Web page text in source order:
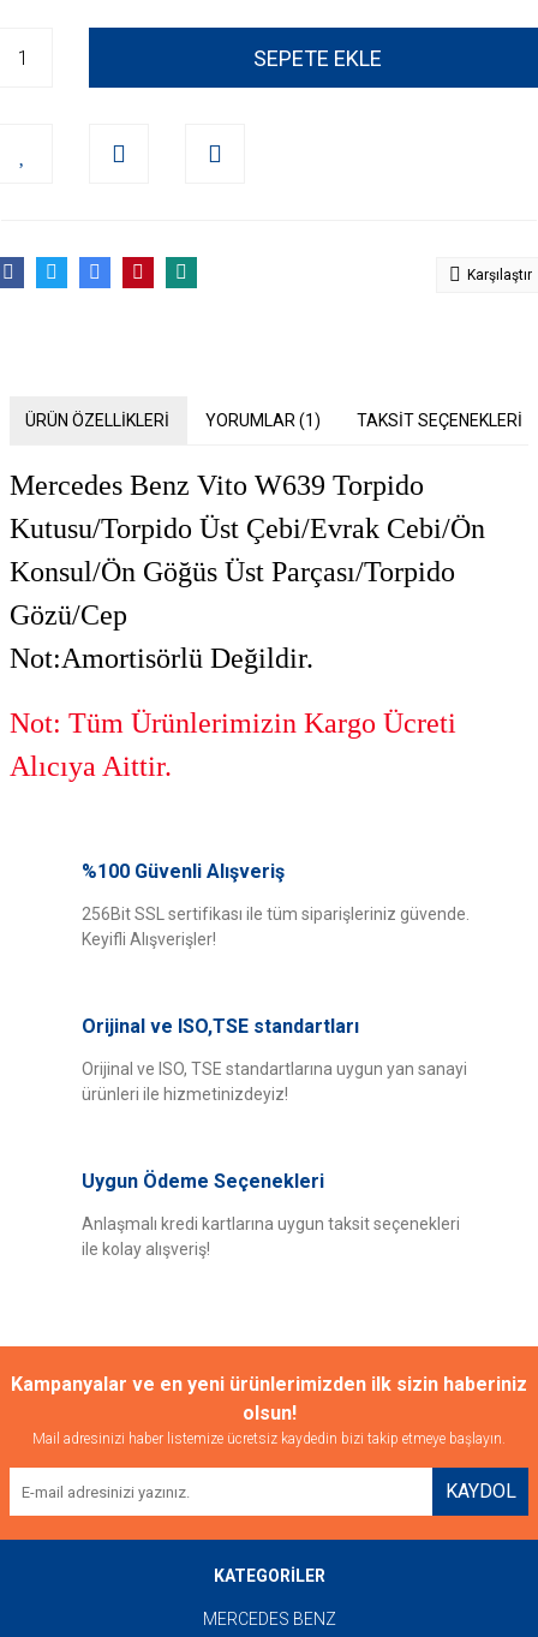
SEPETE EKLE
Karşılaştır
ÜRÜN ÖZELLİKLERİ YORUMLAR (1) TAKSİT SEÇENEKLERİ
Mercedes Benz Vito W639 Torpido
Kutusu/Torpido Üst Çebi/Evrak Cebi/Ön
Konsul/Ön Göğüs Üst Parçası/Torpido
Gözü/Cep
Not:Amortisörlü Değildir.
Not: Tüm Ürünlerimizin Kargo Ücreti
Alıcıya Aittir.
kaliteli güvenilir
Yorum Yaz
yetersiz gördüğünüz noktaları öneri formunu kullanarak tarafımıza
iletebilirsiniz.
Görüş ve önerileriniz için teşekkür ederiz.
Ürün bilgilerinde hatalar bulunuyor.
Ürün fiyatı diğer sitelerden daha pahalı.
Bu ürüne benzer farklı alternatifler olmalı.
%100 Güvenli Alışveriş
256Bit SSL sertifikası ile tüm siparişleriniz güvende.
Keyifli Alışverişler!
Orijinal ve ISO,TSE standartları
Orijinal ve ISO, TSE standartlarına uygun yan sanayi
ürünleri ile hizmetinizdeyiz!
Uygun Ödeme Seçenekleri
Anlaşmalı kredi kartlarına uygun taksit seçenekleri
ile kolay alışveriş!
Kampanyalar ve en yeni ürünlerimizden ilk sizin haberiniz
olsun!
Mail adresinizi haber listemize ücretsiz kaydedin bizi takip etmeye başlayın.
KAYDOL
KATEGORİLER
MERCEDES BENZ